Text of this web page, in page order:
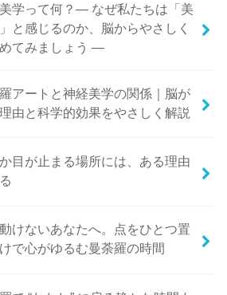
学って何？― なぜ私たちは「美
と感じるのか、脳からやさしく
てみましょう ―
アートと神経美学の関係｜脳が
由と科学的効果をやさしく解説
目が止まる場所には、ある理由
けないあなたへ。点をひとつ置
で心がゆるむ曼荼羅の時間